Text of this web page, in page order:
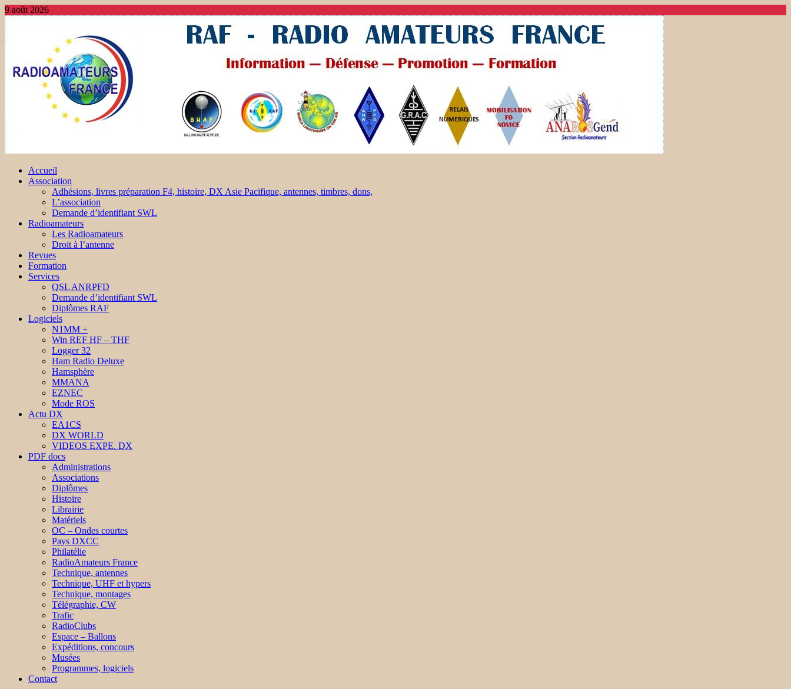
9 août 2026
Accueil
Association
Adhésions, livres préparation F4, histoire, DX Asie Pacifique, antennes, timbres, dons,
L’association
Demande d’identifiant SWL
Radioamateurs
Les Radioamateurs
Droit à l’antenne
Revues
Formation
Services
QSL ANRPFD
Demande d’identifiant SWL
Diplômes RAF
Logiciels
N1MM +
Win REF HF – THF
Logger 32
Ham Radio Deluxe
Hamsphère
MMANA
EZNEC
Mode ROS
Actu DX
EA1CS
DX WORLD
VIDEOS EXPE. DX
PDF docs
Administrations
Associations
Diplômes
Histoire
Librairie
Matériels
OC – Ondes courtes
Pays DXCC
Philatélie
RadioAmateurs France
Technique, antennes
Technique, UHF et hypers
Technique, montages
Télégraphie, CW
Trafic
RadioClubs
Espace – Ballons
Expéditions, concours
Musées
Programmes, logiciels
Contact